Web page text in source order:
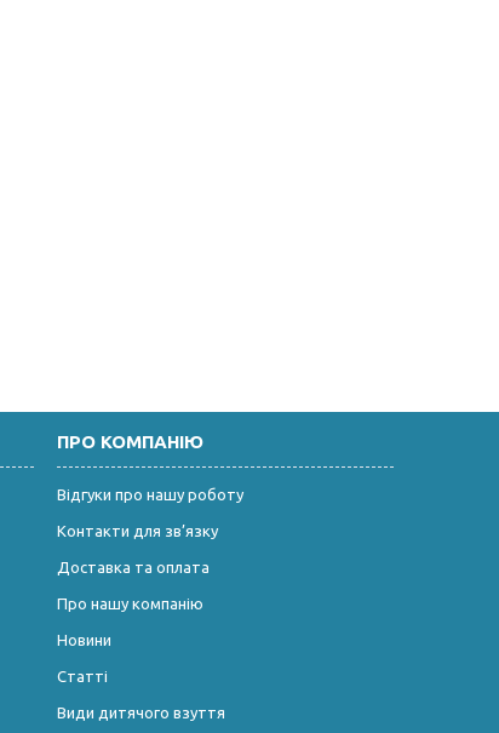
ПРО КОМПАНІЮ
Відгуки про нашу роботу
Контакти для зв’язку
Доставка та оплата
Про нашу компанію
Новини
Статті
Види дитячого взуття